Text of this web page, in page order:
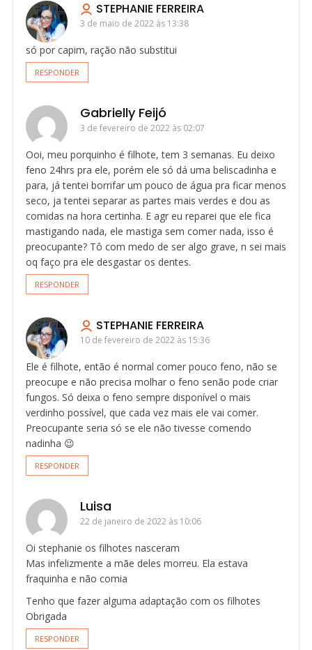
STEPHANIE FERREIRA
3 de maio de 2022 às 13:38
só por capim, ração não substitui
RESPONDER
Gabrielly Feijó
3 de fevereiro de 2022 às 02:07
Ooi, meu porquinho é filhote, tem 3 semanas. Eu deixo
feno 24hrs pra ele, porém ele só dá uma beliscadinha e
para, já tentei borrifar um pouco de água pra ficar menos
seco, ja tentei separar as partes mais verdes e dou as
comidas na hora certinha. E agr eu reparei que ele fica
mastigando nada, ele mastiga sem comer nada, isso é
preocupante? Tô com medo de ser algo grave, n sei mais
oq faço pra ele desgastar os dentes.
RESPONDER
STEPHANIE FERREIRA
10 de fevereiro de 2022 às 15:36
Ele é filhote, então é normal comer pouco feno, não se
preocupe e não precisa molhar o feno senão pode criar
fungos. Só deixa o feno sempre disponível o mais
verdinho possível, que cada vez mais ele vai comer.
Preocupante seria só se ele não tivesse comendo
nadinha 😉
RESPONDER
Luisa
22 de janeiro de 2022 às 10:06
Oi stephanie os filhotes nasceram
Mas infelizmente a mãe deles morreu. Ela estava
fraquinha e não comia
Tenho que fazer alguma adaptação com os filhotes
Obrigada
RESPONDER